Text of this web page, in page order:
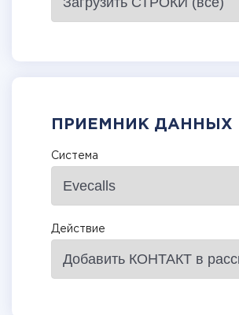
ПРИЕМНИК ДАННЫХ
Система
Действие